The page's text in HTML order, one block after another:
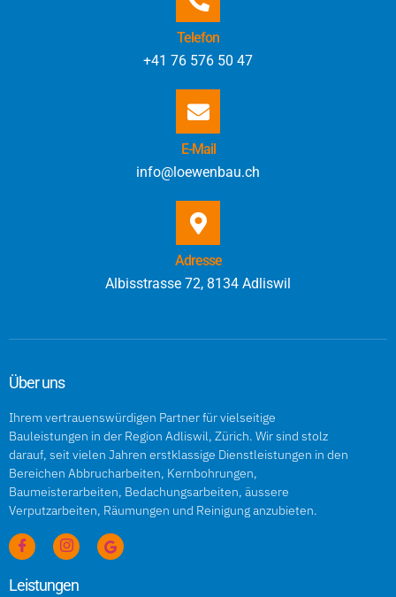
Telefon
+41 76 576 50 47
E-Mail
info@loewenbau.ch
Adresse
Albisstrasse 72, 8134 Adliswil
Über uns
Ihrem vertrauenswürdigen Partner für vielseitige
Bauleistungen in der Region Adliswil, Zürich. Wir sind stolz
darauf, seit vielen Jahren erstklassige Dienstleistungen in den
Bereichen Abbrucharbeiten, Kernbohrungen,
Baumeisterarbeiten, Bedachungsarbeiten, äussere
Verputzarbeiten, Räumungen und Reinigung anzubieten.
Leistungen